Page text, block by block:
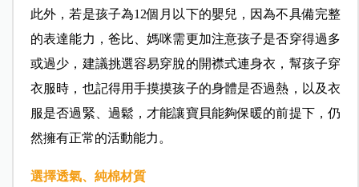
此外，若是孩子為12個月以下的嬰兒，因為不具備完整
的表達能力，爸比、媽咪需更加注意孩子是否穿得過多
或過少，建議挑選容易穿脫的開襟式連身衣，幫孩子穿
衣服時，也記得用手摸摸孩子的身體是否過熱，以及衣
服是否過緊、過鬆，才能讓寶貝能夠保暖的前提下，仍
然擁有正常的活動能力。
選擇透氣、純棉材質